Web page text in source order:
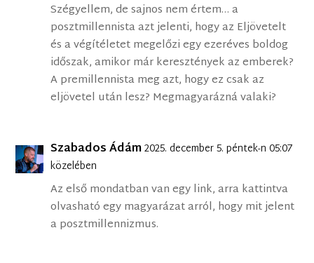
Szégyellem, de sajnos nem értem… a
posztmillennista azt jelenti, hogy az Eljövetelt
és a végítéletet megelőzi egy ezeréves boldog
időszak, amikor már keresztények az emberek?
A premillennista meg azt, hogy ez csak az
eljövetel után lesz? Megmagyarázná valaki?
Szabados Ádám2025. december 5. péntek-n 05:07
közelében
Az első mondatban van egy link, arra kattintva
olvasható egy magyarázat arról, hogy mit jelent
a posztmillennizmus.